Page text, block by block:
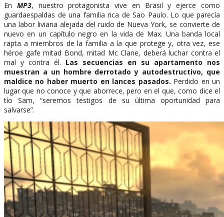
En MP3, nuestro protagonista vive en Brasil y ejerce como
guardaespaldas de una familia rica de Sao Paulo. Lo que parecía
una labor liviana alejada del ruido de Nueva York, se convierte de
nuevo en un capítulo negro en la vida de Max. Una banda local
rapta a miembros de la familia a la que protege y, otra vez, ese
héroe gafe mitad Bond, mitad Mc Clane, deberá luchar contra el
mal y contra él. Las secuencias en su apartamento nos
muestran a un hombre derrotado y autodestructivo, que
maldice no haber muerto en lances pasados. Perdido en un
lugar que no conoce y que aborrece, pero en el que, como dice el
tío Sam, “seremos testigos de su última oportunidad para
salvarse”.